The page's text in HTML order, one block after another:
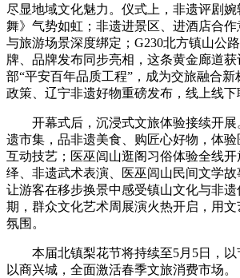
尽显地域文化魅力。仪式上，非遗评剧
舞》气势如虹；非遗进景区、进酒店合
与旅游场景深度绑定；G230北方镇山公
牌、品牌发布同步亮相，这条黄金廊道
部“平安百年品质工程”，成为交旅融合新
政策、辽宁非遗好物重磅发布，线上线下
开幕式后，沉浸式文旅体验接续开展
遗市集，品非遗美食、购匠心好物，体
互动技艺；医巫闾山逛阁习俗体验全线
绎、非遗武术表演、医巫闾山民间文学故
让游客在移步换景中感受镇山文化与非遗
期，群众文化艺术周展演火热开启，用
氛围。
本届北镇梨花节将持续至5月5日，以
以商兴城，全面激活春季文旅消费市场。